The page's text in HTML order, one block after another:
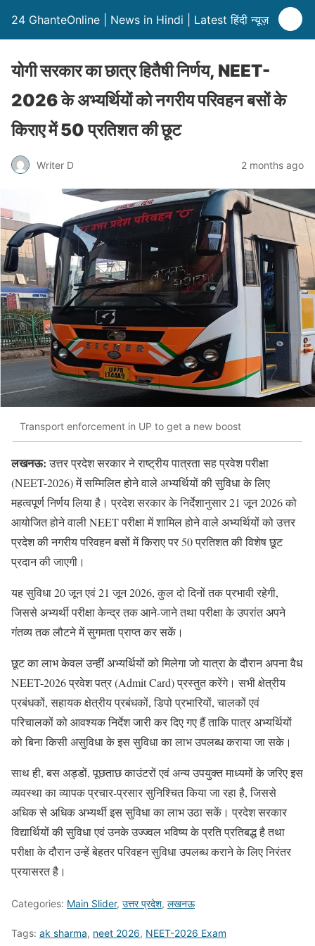
24 GhanteOnline | News in Hindi | Latest हिंदी न्यूज़
योगी सरकार का छात्र हितैषी निर्णय, NEET-
2026 के अभ्यर्थियों को नगरीय परिवहन बसों के
किराए में 50 प्रतिशत की छूट
Writer D 2 months ago
Transport enforcement in UP to get a new boost
लखनऊ:उत्तर प्रदेश सरकार ने राष्ट्रीय पात्रता सह प्रवेश परीक्षा
(NEET-2026) में सम्मिलित होने वाले अभ्यर्थियों की सुविधा के लिए
महत्वपूर्ण निर्णय लिया है। प्रदेश सरकार के निर्देशानुसार 21 जून 2026 को
आयोजित होने वाली NEET परीक्षा में शामिल होने वाले अभ्यर्थियों को उत्तर
प्रदेश की नगरीय परिवहन बसों में किराए पर 50 प्रतिशत की विशेष छूट
प्रदान की जाएगी।
यह सुविधा 20 जून एवं 21 जून 2026, कुल दो दिनों तक प्रभावी रहेगी,
जिससे अभ्यर्थी परीक्षा केन्द्र तक आने-जाने तथा परीक्षा के उपरांत अपने
गंतव्य तक लौटने में सुगमता प्राप्त कर सकें।
छूट का लाभ केवल उन्हीं अभ्यर्थियों को मिलेगा जो यात्रा के दौरान अपना वैध
NEET-2026 प्रवेश पत्र (Admit Card) प्रस्तुत करेंगे। सभी क्षेत्रीय
प्रबंधकों, सहायक क्षेत्रीय प्रबंधकों, डिपो प्रभारियों, चालकों एवं
परिचालकों को आवश्यक निर्देश जारी कर दिए गए हैं ताकि पात्र अभ्यर्थियों
को बिना किसी असुविधा के इस सुविधा का लाभ उपलब्ध कराया जा सके।
साथ ही, बस अड्डों, पूछताछ काउंटरों एवं अन्य उपयुक्त माध्यमों के जरिए इस
व्यवस्था का व्यापक प्रचार-प्रसार सुनिश्चित किया जा रहा है, जिससे
अधिक से अधिक अभ्यर्थी इस सुविधा का लाभ उठा सकें। प्रदेश सरकार
विद्यार्थियों की सुविधा एवं उनके उज्ज्वल भविष्य के प्रति प्रतिबद्ध है तथा
परीक्षा के दौरान उन्हें बेहतर परिवहन सुविधा उपलब्ध कराने के लिए निरंतर
प्रयासरत है।
Categories: Main Slider, उत्तर प्रदेश, लखनऊ
Tags: ak sharma, neet 2026, NEET-2026 Exam